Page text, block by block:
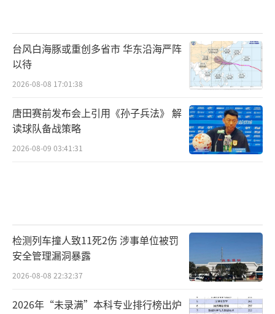
台风白海豚或重创多省市 华东沿海严阵
以待
2026-08-08 17:01:38
唐田赛前发布会上引用《孙子兵法》 解
读球队备战策略
2026-08-09 03:41:31
检测列车撞人致11死2伤 涉事单位被罚
安全管理漏洞暴露
2026-08-08 22:32:37
2026年“未录满”本科专业排行榜出炉